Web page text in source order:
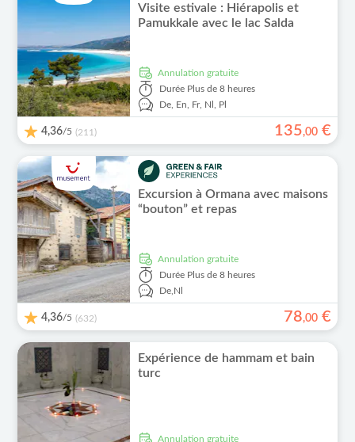
Visite estivale : Hiérapolis et
Pamukkale avec le lac Salda
Annulation gratuite
Durée Plus de 8 heures
De, En, Fr, Nl, Pl
4,36/5 (211) 135,00 €
Excursion à Ormana avec maisons
“bouton” et repas
Annulation gratuite
Durée Plus de 8 heures
De,Nl
4,36/5 (632) 78,00 €
Expérience de hammam et bain
turc
Annulation gratuite